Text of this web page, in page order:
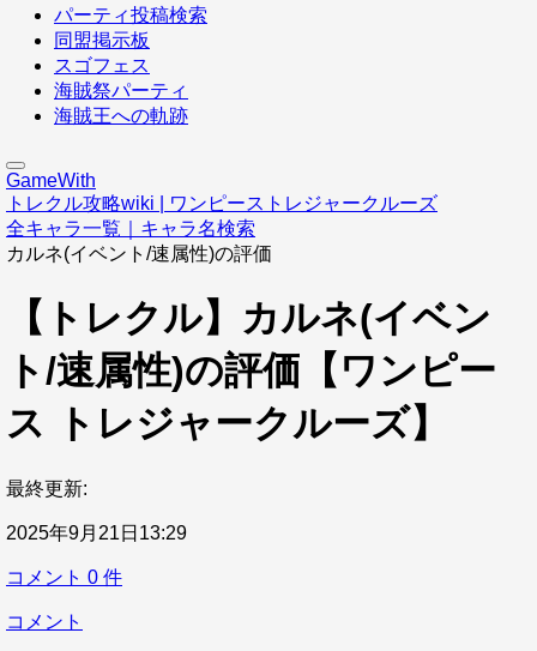
パーティ投稿検索
同盟掲示板
スゴフェス
海賊祭パーティ
海賊王への軌跡
GameWith
トレクル攻略wiki | ワンピーストレジャークルーズ
全キャラ一覧｜キャラ名検索
カルネ(イベント/速属性)の評価
【トレクル】カルネ(イベン
ト/速属性)の評価【ワンピー
ス トレジャークルーズ】
最終更新:
2025年9月21日13:29
コメント 0 件
コメント